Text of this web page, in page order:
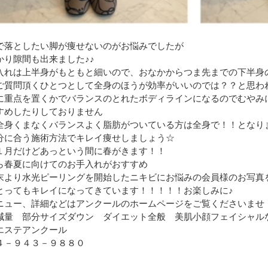
落としたい脚が痩せないのがお悩みでしたが
り隙間も出来ました♪♪
れは上半身がもともと細いので、おなかからつま先までの下半身
質問頂くひとつとして全身のほうが効率がいいのでは？？と思
重点を置くかでバランスのとれたボディラインになるのでむやみ
めしたりしておりません
身くまなくバランスよく脂肪がついている方は全身で！！となり
に合う施術方法でキレイ痩せしましょう☆
月だけどあっという間に春がきます！！
春夏に向けてのお手入れがおすすめ
り水光ピーリングを開始したニキビにお悩みの会員様のお写真
もキレイになってきています！！！！！お楽しみに♪
ュー、詳細などはアンクールのホームページをご覧くださいませ
量 部分サイズダウン ダイエット全般 美肌小顔フェイシャル
ステアンクール
－９４３－９８８０